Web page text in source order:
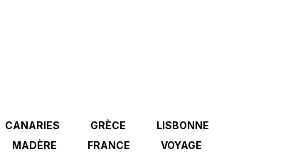
CANARIES GRÈCE
LISBONNE
MADÈRE FRANCE
VOYAGE